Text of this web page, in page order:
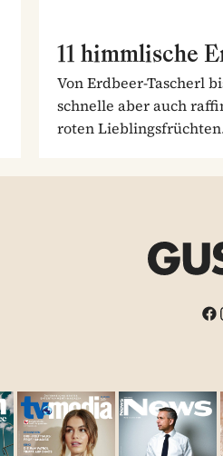
11 himmlische
Von Erdbeer-Tascherl
schnelle aber auch
roten